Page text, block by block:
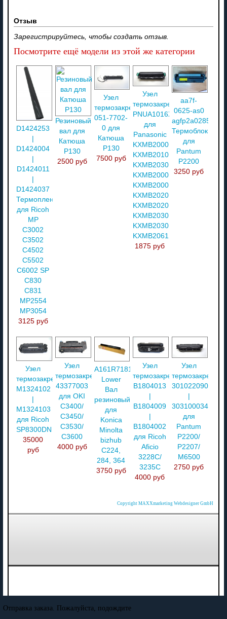
Отзыв
Зарегистрируйтесь, чтобы создать отзыв.
Посмотрите ещё модели из этой же категории
D1424253
D1424004
D1424011
D1424037
Термопленка
для Ricoh
MP
C3002
C3502
C4502
C5502
C6002 SP
C830
C831
MP2554
MP3054
3125 руб
Резиновый
вал для
Катюша
P130
2500 руб
Узел
термозакрепления
051-7702-
0 для
Катюша
P130
7500 руб
Узел
термозакрепления
PNUA1016X
для
Panasonic
KXMB2000B/
KXMB2010B/
KXMB2030B/
KXMB2000RUB/
KXMB2000RUW/
KXMB2020RUB/
KXMB2020RUW/
KXMB2030RUB/
KXMB2030RUW/
KXMB2061B
1875 руб
aa7f-
0625-as0
agfp2a028532
Термоблок
для
Pantum
P2200
3250 руб
Узел
термозакрепления
M1324102
|
M1324103
для Ricoh
SP8300DN
35000
руб
Узел
термозакрепления
43377003
для OKI
С3400/
C3450/
C3530/
C3600
4000 руб
A161R71811-
Lower
Вал
резиновый
для
Konica
Minolta
bizhub
C224,
284, 364
3750 руб
Узел
термозакрепления
B1804013
|
B1804009
|
B1804002
для Ricoh
Aficio
3228C/
3235C
4000 руб
Узел
301022090001
|
303100034701
для
Pantum
P2200/
P2207/
M6500
2750 руб
Copyright MAXXmarketing Webdesigner GmbH
Отправка заказа. Пожалуйста, подождите